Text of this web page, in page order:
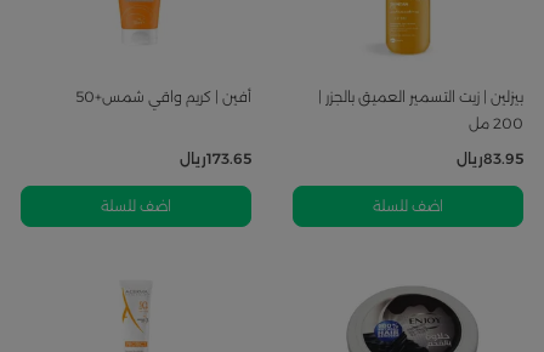
بيزلين | زيت التسمير العميق بالجزر |
200 مل
83.95ريال
اضف للسلة
أفين | كريم واقي شمس+50
173.65ريال
اضف للسلة